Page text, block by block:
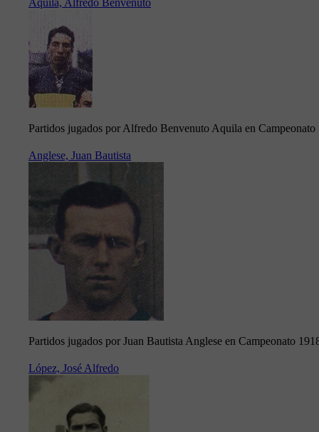
Aquila, Alfredo Benvenuto
Partidos jugados por Alfredo Benvenuto Aquila en Campeonato
Anglese, Juan Bautista
Partidos jugados por Juan Bautista Anglese en Campeonato
López, José Alfredo